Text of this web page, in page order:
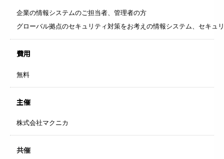
企業の情報システムのご担当者、管理者の方
グローバル拠点のセキュリティ対策をお考えの情報システム、セキュ
費用
無料
主催
株式会社マクニカ
共催